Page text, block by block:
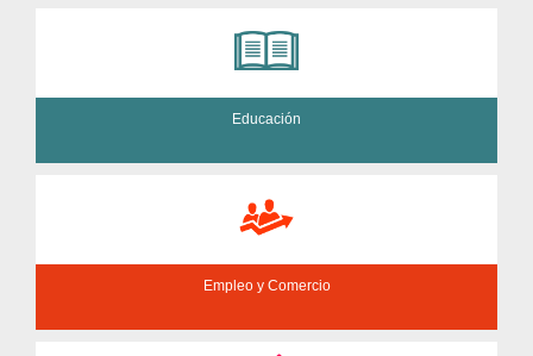
Educación
Empleo y Comercio